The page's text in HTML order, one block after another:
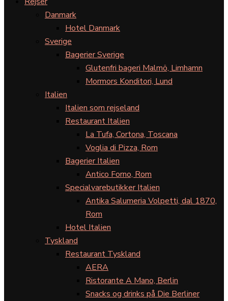
Danmark
Hotel Danmark
Sverige
Bagerier Sverige
Glutenfri bageri Malmö, Limhamn
Mormors Konditori, Lund
Italien
Italien som rejseland
Restaurant Italien
La Tufa, Cortona, Toscana
Voglia di Pizza, Rom
Bagerier Italien
Antico Forno, Rom
Specialvarebutikker Italien
Antika Salumeria Volpetti, dal 1870,
Rom
Hotel Italien
Tyskland
Restaurant Tyskland
AERA
Ristorante A Mano, Berlin
Snacks og drinks på Die Berliner